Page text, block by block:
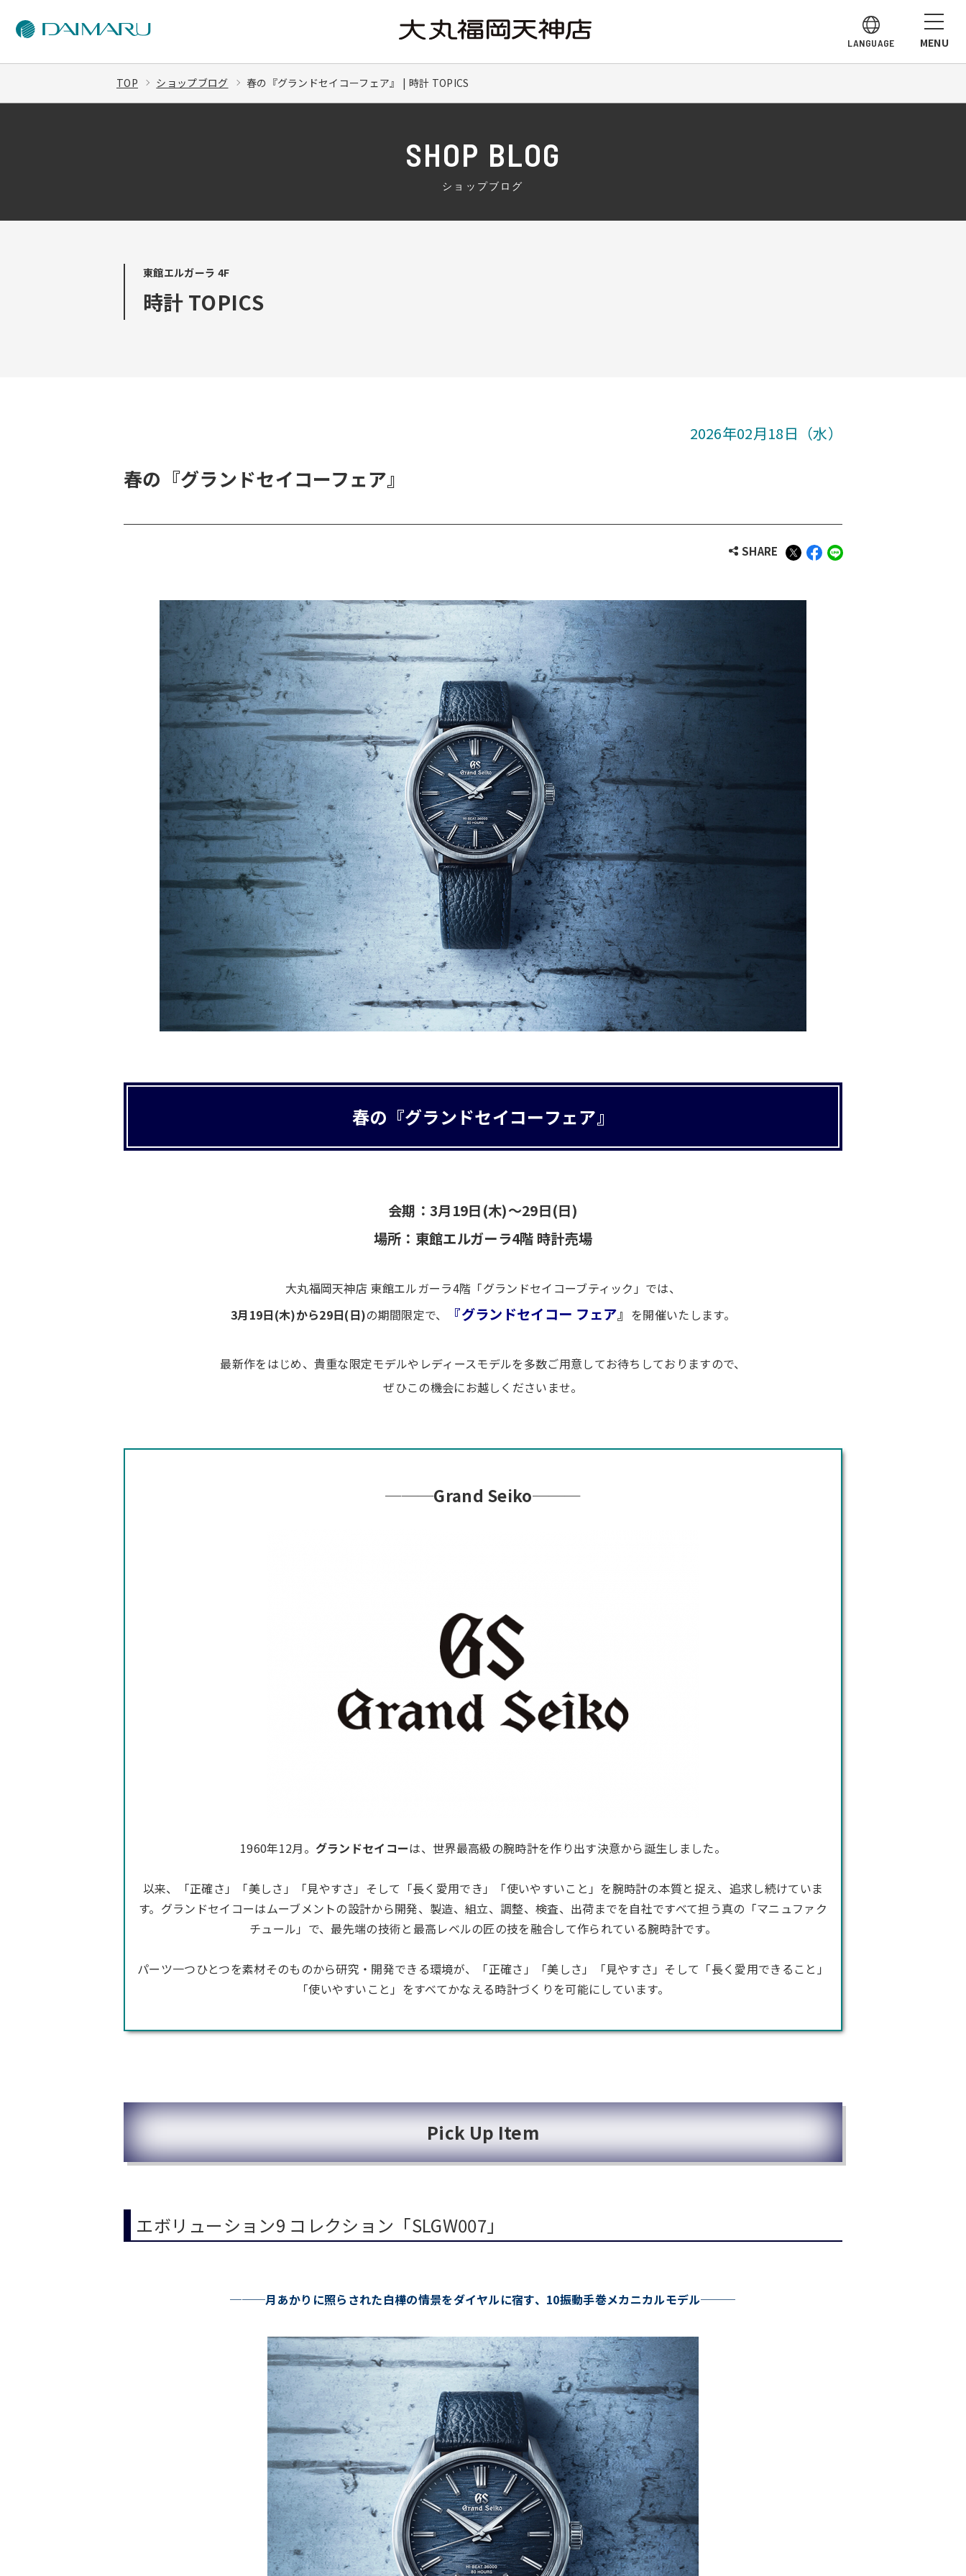
LANGUAGE MENU
TOP ショップブログ 春の『グランドセイコーフェア』 | 時計 TOPICS
SHOP BLOG
ショップブログ
東館エルガーラ 4F
時計 TOPICS
2026年02月18日（水）
春の『グランドセイコーフェア』
SHARE
春の『グランドセイコーフェア』
会期：3月19日(木)～29日(日)
場所：東館エルガーラ4階 時計売場
大丸福岡天神店 東館エルガーラ4階「グランドセイコーブティック」では、
3月19日(木)から29日(日)の期間限定で、 『グランドセイコー フェア』 を開催いたします。
最新作をはじめ、貴重な限定モデルやレディースモデルを多数ご用意してお待ちしておりますので、
ぜひこの機会にお越しくださいませ。
───Grand Seiko───
1960年12月。 グランドセイコーは、世界最高級の腕時計を作り出す決意から誕生しました。
以来、「正確さ」「美しさ」「見やすさ」そして「長く愛用でき」「使いやすいこと」を腕時計の本質と捉え、追求し続けていま
す。グランドセイコーはムーブメントの設計から開発、製造、組立、調整、検査、出荷までを自社ですべて担う真の「マニュファク
チュール」で、最先端の技術と最高レベルの匠の技を融合して作られている腕時計です。
パーツ一つひとつを素材そのものから研究・開発できる環境が、「正確さ」「美しさ」「見やすさ」そして「長く愛用できること」
「使いやすいこと」をすべてかなえる時計づくりを可能にしています。
Pick Up Item
エボリューション9 コレクション「SLGW007」
───月あかりに照らされた白樺の情景をダイヤルに宿す、10振動手巻メカニカルモデル───